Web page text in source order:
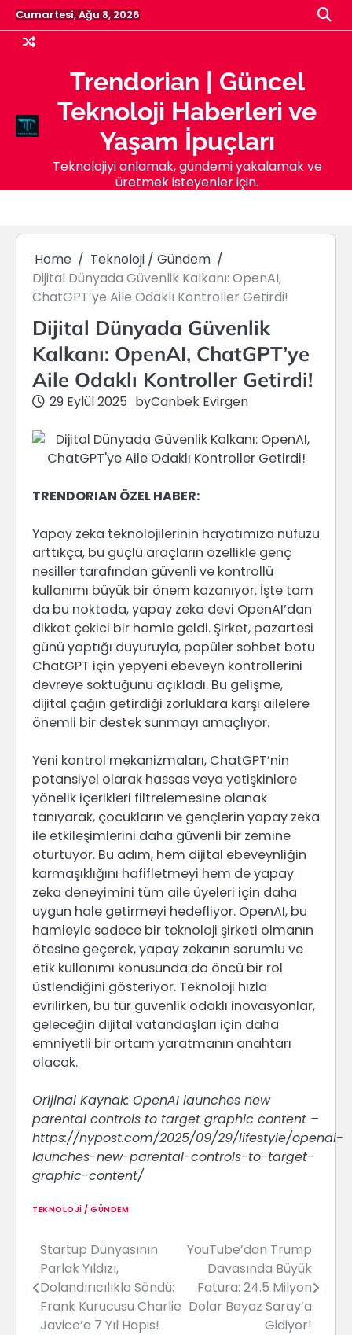
Skip
to
content
Cumartesi, Ağu 8, 2026
Trendorian | Güncel
Teknoloji Haberleri ve
Yaşam İpuçları
Teknolojiyi anlamak, gündemi yakalamak ve
üretmek isteyenler için.
Home
Teknoloji / Gündem
Dijital Dünyada Güvenlik Kalkanı: OpenAI,
ChatGPT’ye Aile Odaklı Kontroller Getirdi!
Dijital Dünyada Güvenlik
Kalkanı: OpenAI, ChatGPT’ye
Aile Odaklı Kontroller Getirdi!
29 Eylül 2025 byCanbek Evirgen
TRENDORIAN ÖZEL HABER:
Yapay zeka teknolojilerinin hayatımıza nüfuzu
arttıkça, bu güçlü araçların özellikle genç
nesiller tarafından güvenli ve kontrollü
kullanımı büyük bir önem kazanıyor. İşte tam
da bu noktada, yapay zeka devi OpenAI’dan
dikkat çekici bir hamle geldi. Şirket, pazartesi
günü yaptığı duyuruyla, popüler sohbet botu
ChatGPT için yepyeni ebeveyn kontrollerini
devreye soktuğunu açıkladı. Bu gelişme,
dijital çağın getirdiği zorluklara karşı ailelere
önemli bir destek sunmayı amaçlıyor.
Yeni kontrol mekanizmaları, ChatGPT’nin
potansiyel olarak hassas veya yetişkinlere
yönelik içerikleri filtrelemesine olanak
tanıyarak, çocukların ve gençlerin yapay zeka
ile etkileşimlerini daha güvenli bir zemine
oturtuyor. Bu adım, hem dijital ebeveynliğin
karmaşıklığını hafifletmeyi hem de yapay
zeka deneyimini tüm aile üyeleri için daha
uygun hale getirmeyi hedefliyor. OpenAI, bu
hamleyle sadece bir teknoloji şirketi olmanın
ötesine geçerek, yapay zekanın sorumlu ve
etik kullanımı konusunda da öncü bir rol
üstlendiğini gösteriyor. Teknoloji hızla
evrilirken, bu tür güvenlik odaklı inovasyonlar,
geleceğin dijital vatandaşları için daha
emniyetli bir ortam yaratmanın anahtarı
olacak.
Orijinal Kaynak: OpenAI launches new
parental controls to target graphic content –
https://nypost.com/2025/09/29/lifestyle/openai-
launches-new-parental-controls-to-target-
graphic-content/
TEKNOLOJI / GÜNDEM
Yazı
gezinmesi
Startup Dünyasının
Parlak Yıldızı,
Dolandırıcılıkla Söndü:
Frank Kurucusu Charlie
Javice’e 7 Yıl Hapis!
YouTube’dan Trump
Davasında Büyük
Fatura: 24.5 Milyon
Dolar Beyaz Saray’a
Gidiyor!